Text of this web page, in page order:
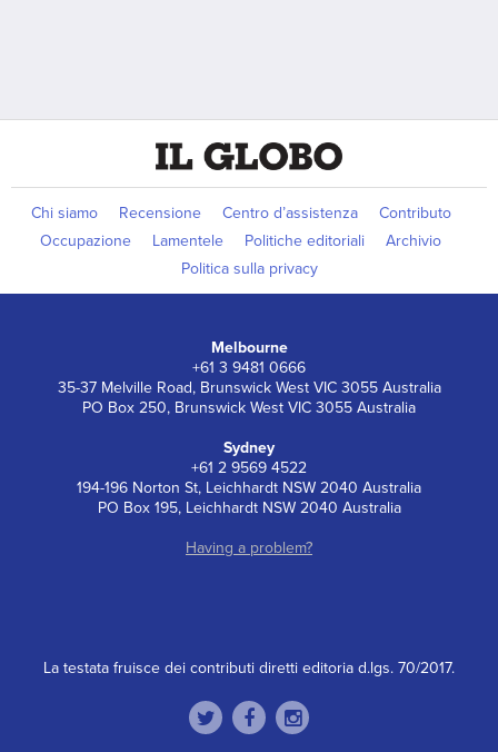
Chi siamo Recensione Centro d’assistenza
Contributo
Occupazione
Lamentele Politiche editoriali
Archivio
Politica sulla privacy
Melbourne
+61 3 9481 0666
35-37 Melville Road, Brunswick West VIC 3055 Australia
PO Box 250, Brunswick West VIC 3055 Australia
Sydney
+61 2 9569 4522
194-196 Norton St, Leichhardt NSW 2040 Australia
PO Box 195, Leichhardt NSW 2040 Australia
Having a problem?
La testata fruisce dei contributi diretti editoria d.lgs. 70/2017.